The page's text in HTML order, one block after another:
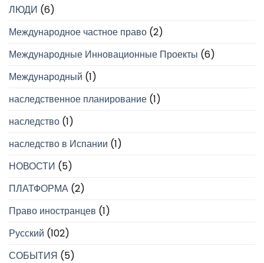
ЛЮДИ (6)
Международное частное право (2)
Международные Инновационные Проекты (6)
Международный (1)
наследственное планирование (1)
наследство (1)
наследство в Испании (1)
НОВОСТИ (5)
ПЛАТФОРМА (2)
Право иностранцев (1)
Русский (102)
СОБЫТИЯ (5)